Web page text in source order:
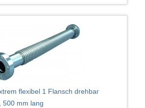
flexibel 1 Flansch drehbar
500 mm lang